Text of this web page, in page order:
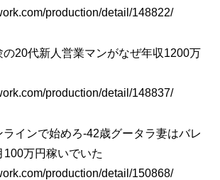
production/detail/148822/
20代新人営業マンがなぜ年収1200万
production/detail/148837/
インで始めろ-42歳グータラ妻はバレ
100万円稼いでいた
production/detail/150868/